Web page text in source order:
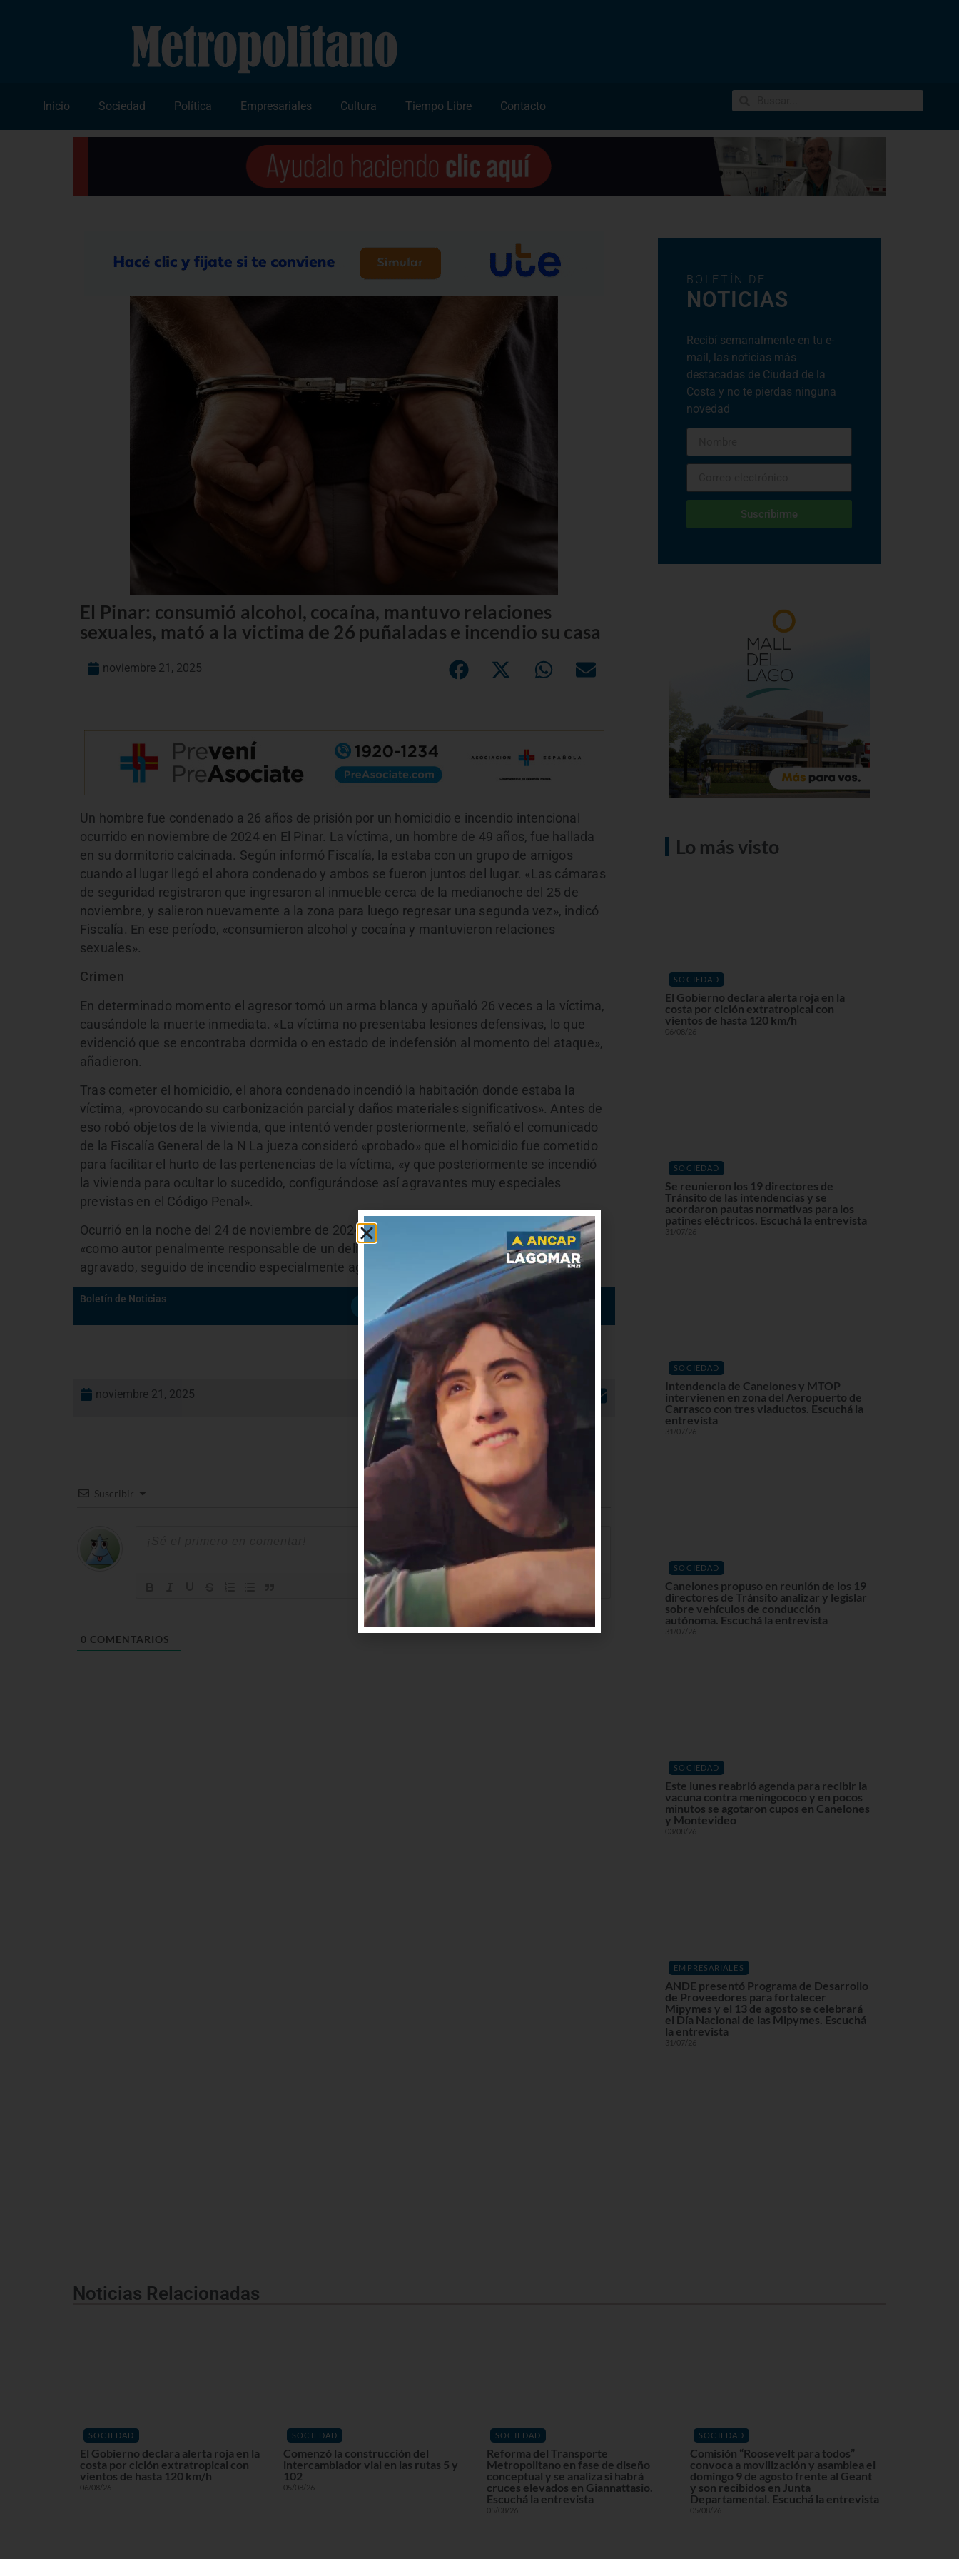
Inicio Sociedad Política Empresariales Cultura Tiempo Libre Contacto
El Pinar: consumió alcohol, cocaína, mantuvo relaciones
sexuales, mató a la victima de 26 puñaladas e incendio su casa
noviembre 21, 2025
Un hombre fue condenado a 26 años de prisión por un homicidio e incendio intencional
ocurrido en noviembre de 2024 en El Pinar. La víctima, un hombre de 49 años, fue hallada
en su dormitorio calcinada. Según informó Fiscalía, la estaba con un grupo de amigos
cuando al lugar llegó el ahora condenado y ambos se fueron juntos del lugar. «Las cámaras
de seguridad registraron que ingresaron al inmueble cerca de la medianoche del 25 de
noviembre, y salieron nuevamente a la zona para luego regresar una segunda vez», indicó
Fiscalía. En ese período, «consumieron alcohol y cocaína y mantuvieron relaciones
sexuales».
Crimen
En determinado momento el agresor tomó un arma blanca y apuñaló 26 veces a la víctima,
causándole la muerte inmediata. «La víctima no presentaba lesiones defensivas, lo que
evidenció que se encontraba dormida o en estado de indefensión al momento del ataque»,
añadieron.
Tras cometer el homicidio, el ahora condenado incendió la habitación donde estaba la
víctima, «provocando su carbonización parcial y daños materiales significativos». Antes de
eso robó objetos de la vivienda, que intentó vender posteriormente, señaló el comunicado
de la Fiscalía General de la N La jueza consideró «probado» que el homicidio fue cometido
para facilitar el hurto de las pertenencias de la víctima, «y que posteriormente se incendió
la vivienda para ocultar lo sucedido, configurándose así agravantes muy especiales
previstas en el Código Penal».
Ocurrió en la noche del 24 de noviembre de 2024. Finalmente el victimario fue condenado
«como autor penalmente responsable de un delito de homicidio muy especialmente
agravado, seguido de incendio especialmente agravado».
Boletín de Noticias
Suscribirme
noviembre 21, 2025
Suscribir
0 COMENTARIOS
BOLETÍN DE
NOTICIAS
Recibí semanalmente en tu e-
mail, las noticias más
destacadas de Ciudad de la
Costa y no te pierdas ninguna
novedad
Suscribirme
Lo más visto
SOCIEDAD
El Gobierno declara alerta roja en la
costa por ciclón extratropical con
vientos de hasta 120 km/h
06/08/26
SOCIEDAD
Se reunieron los 19 directores de
Tránsito de las intendencias y se
acordaron pautas normativas para los
patines eléctricos. Escuchá la entrevista
31/07/26
SOCIEDAD
Intendencia de Canelones y MTOP
intervienen en zona del Aeropuerto de
Carrasco con tres viaductos. Escuchá la
entrevista
31/07/26
SOCIEDAD
Canelones propuso en reunión de los 19
directores de Tránsito analizar y legislar
sobre vehículos de conducción
autónoma. Escuchá la entrevista
31/07/26
SOCIEDAD
Este lunes reabrió agenda para recibir la
vacuna contra meningococo y en pocos
minutos se agotaron cupos en Canelones
y Montevideo
03/08/26
EMPRESARIALES
ANDE presentó Programa de Desarrollo
de Proveedores para fortalecer
Mipymes y el 13 de agosto se celebrará
el Día Nacional de las Mipymes. Escuchá
la entrevista
31/07/26
Noticias Relacionadas
SOCIEDAD
El Gobierno declara alerta roja en la
costa por ciclón extratropical con
vientos de hasta 120 km/h
06/08/26
SOCIEDAD
Comenzó la construcción del
intercambiador vial en las rutas 5 y
102
05/08/26
SOCIEDAD
Reforma del Transporte
Metropolitano en fase de diseño
conceptual y se analiza si habrá
cruces elevados en Giannattasio.
Escuchá la entrevista
05/08/26
SOCIEDAD
Comisión “Roosevelt para todos”
convoca a movilización y asamblea el
domingo 9 de agosto frente al Geant
y son recibidos en Junta
Departamental. Escuchá la entrevista
05/08/26